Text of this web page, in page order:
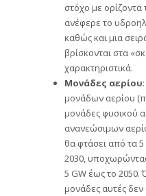
στόχο με ορίζοντα
ανέφερε το
καθώς και μια
βρίσκονται στα
χαρακτηριστικά.
Μονάδες αερίου
μονάδων αερίου
μονάδες φυσικού
ανανεώσιμων
θα φτάσει από τα
2030,
5 GW έως το 2050.
μονάδες αυτές